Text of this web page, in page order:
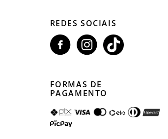
REDES SOCIAIS
FORMAS DE
PAGAMENTO